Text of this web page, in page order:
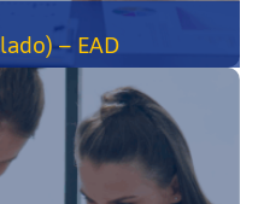
– EAD